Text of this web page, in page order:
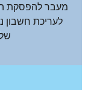
מעבר להפסקת
לעריכת חשבון